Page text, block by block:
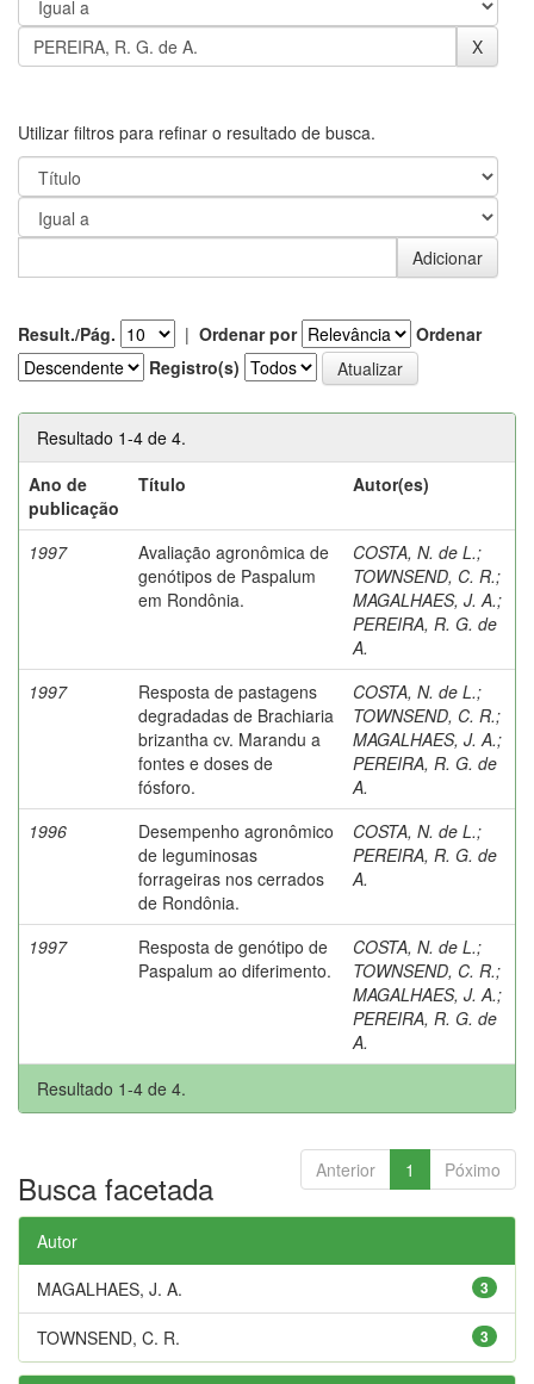
Utilizar filtros para refinar o resultado de busca.
Result./Pág. | Ordenar por
Ordenar
Registro(s)
Resultado 1-4 de 4.
Ano de
publicação
Título Autor(es)
1997
Avaliação agronômica de
genótipos de Paspalum
em Rondônia.
COSTA, N. de L.;
TOWNSEND, C. R.;
MAGALHAES, J. A.;
PEREIRA, R. G. de
A.
1997
Resposta de pastagens
degradadas de Brachiaria
brizantha cv. Marandu a
fontes e doses de
fósforo.
COSTA, N. de L.;
TOWNSEND, C. R.;
MAGALHAES, J. A.;
PEREIRA, R. G. de
A.
1996
Desempenho agronômico
de leguminosas
forrageiras nos cerrados
de Rondônia.
COSTA, N. de L.;
PEREIRA, R. G. de
A.
1997
Resposta de genótipo de
Paspalum ao diferimento.
COSTA, N. de L.;
TOWNSEND, C. R.;
MAGALHAES, J. A.;
PEREIRA, R. G. de
A.
Resultado 1-4 de 4.
Anterior 1 Póximo
Busca facetada
Autor
3
MAGALHAES, J. A.
3
TOWNSEND, C. R.